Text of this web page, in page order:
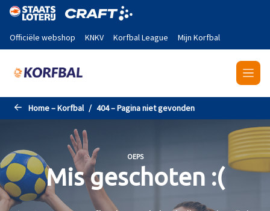
Naar de hoofdinhoud gaan
Officiële webshop KNKV Korfbal League Mijn Korfbal
Home – Korfbal 404 – Pagina niet gevonden
OEPS
Mis geschoten :(